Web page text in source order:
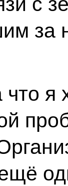
за
я